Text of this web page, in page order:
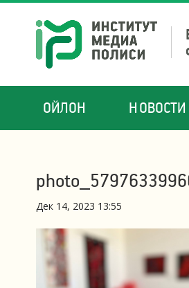
ОЙЛОН НОВОСТИ
Дек 14, 2023 13:55